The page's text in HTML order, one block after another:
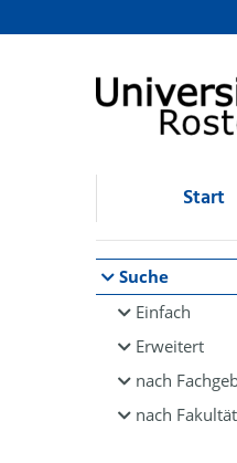
Browsen
direkt zum Inhalt
Start
Suche
Einfach
Erweitert
nach
nach